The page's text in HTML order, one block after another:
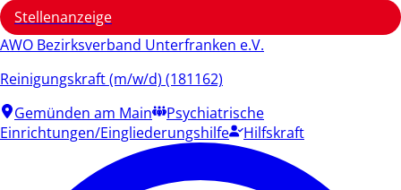
Stellenanzeige
AWO Bezirksverband Unterfranken e.V.
Reinigungskraft (m/w/d) (181162)
Gemünden am Main
Psychiatrische
Einrichtungen/Eingliederungshilfe
Hilfskraft